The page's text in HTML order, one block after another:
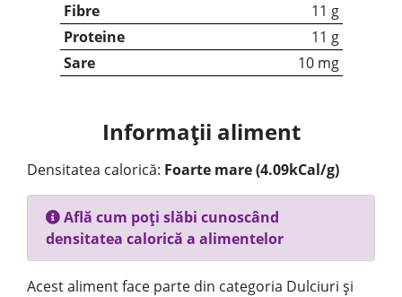
Fibre
11 g
Proteine
11 g
Sare
10 mg
Informații aliment
Densitatea calorică: Foarte mare (4.09kCal/g)
Află cum poți slăbi cunoscând
densitatea calorică a alimentelor
Acest aliment face parte din categoria Dulciuri și